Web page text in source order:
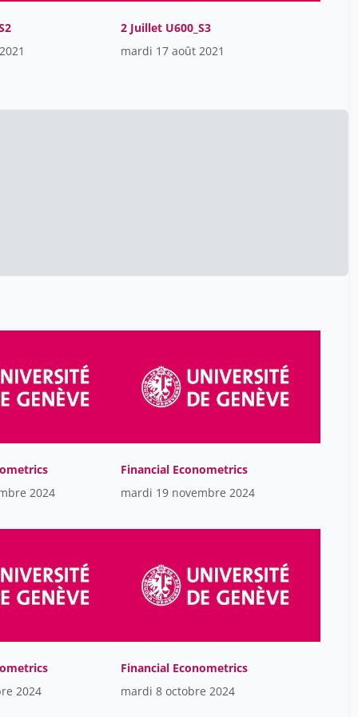
Kane Marame
Khalifa Hamdi
Lachheb Monia 15
Loren Nyna 15
Mandicourt Guillaume 15
McQueer Khookha 15
Mecary Caroline 15
Milan Bonté
Miranda Ferdinando
Nicky Nicky 15
Nkom Alice 15
2 Juillet U600_S3
mardi 17 août 2021
2024
Financial Econometrics
mardi 19 novembre 2024
2024
Financial Econometrics
mardi 8 octobre 2024